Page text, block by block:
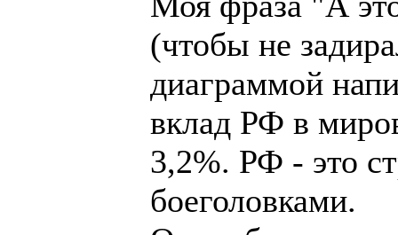
(чтобы не
диаграммой
вклад РФ в
3,2%. РФ - это
боеголовками.